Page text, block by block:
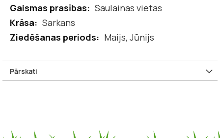
Saulainas vietas
Sarkans
Maijs, Jūnijs
Pārskati